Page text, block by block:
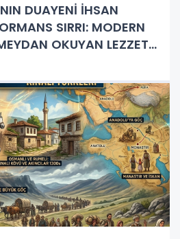
DUAYENİ İHSAN
SIRRI: MODERN
OKUYAN LEZZET